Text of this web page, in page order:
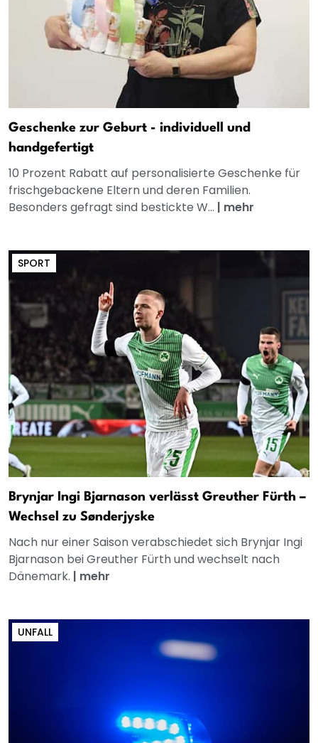
Geschenke zur Geburt - individuell und
handgefertigt
10 Prozent Rabatt auf personalisierte Geschenke für
frischgebackene Eltern und deren Familien.
Besonders gefragt sind bestickte W... | mehr
SPORT
Brynjar Ingi Bjarnason verlässt Greuther Fürth –
Wechsel zu Sønderjyske
Nach nur einer Saison verabschiedet sich Brynjar Ingi
Bjarnason bei Greuther Fürth und wechselt nach
Dänemark. | mehr
UNFALL